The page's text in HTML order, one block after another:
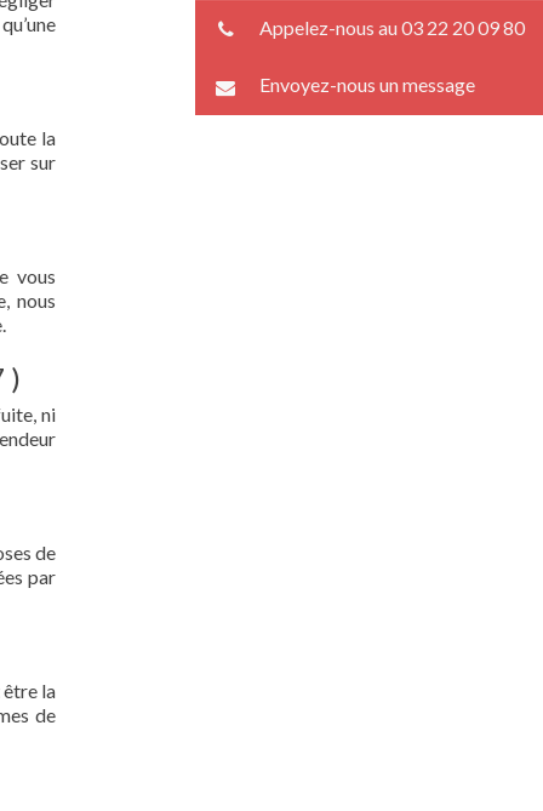
la
sur
vous
nous
)
ni
de
par
la
de
Appelez-nous au 03 22 20 09 80
Envoyez-nous un message